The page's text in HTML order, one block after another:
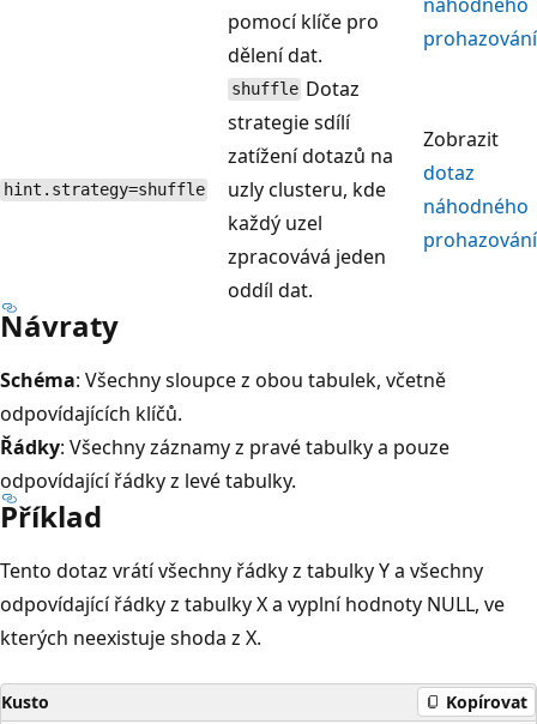
pomocí klíče pro
dělení dat.
prohazování
hint.strategy=shuffle
shuffle Dotaz
strategie sdílí
zatížení dotazů na
uzly clusteru, kde
každý uzel
zpracovává jeden
oddíl dat.
Zobrazit
dotaz
náhodného
prohazování
Návraty
Schéma: Všechny sloupce z obou tabulek, včetně
odpovídajících klíčů.
Řádky: Všechny záznamy z pravé tabulky a pouze
odpovídající řádky z levé tabulky.
Příklad
Tento dotaz vrátí všechny řádky z tabulky Y a všechny
odpovídající řádky z tabulky X a vyplní hodnoty NULL, ve
kterých neexistuje shoda z X.
Kusto Kopírovat